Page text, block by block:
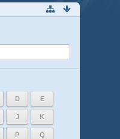
D E
J K
P Q